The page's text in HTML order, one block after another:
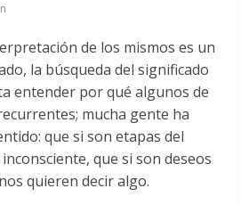
de los mismos es un
la búsqueda del significado
entender por qué algunos de
mucha gente ha
que si son etapas del
que si son deseos
quieren decir algo.